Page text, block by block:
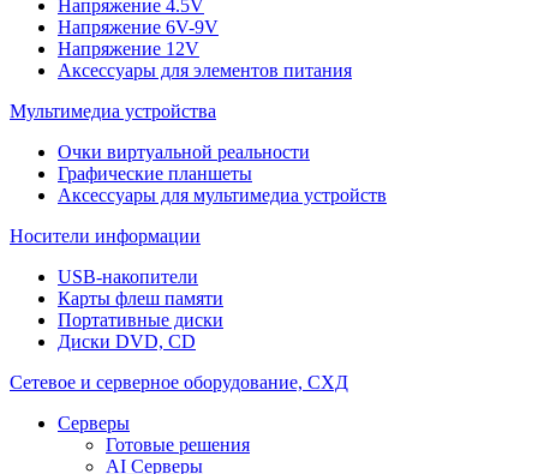
Напряжение 4.5V
Напряжение 6V-9V
Напряжение 12V
Аксессуары для элементов питания
Мультимедиа устройства
Очки виртуальной реальности
Графические планшеты
Аксессуары для мультимедиа устройств
Носители информации
USB-накопители
Карты флеш памяти
Портативные диски
Диски DVD, CD
Сетевое и серверное оборудование, СХД
Cерверы
Готовые решения
AI Серверы